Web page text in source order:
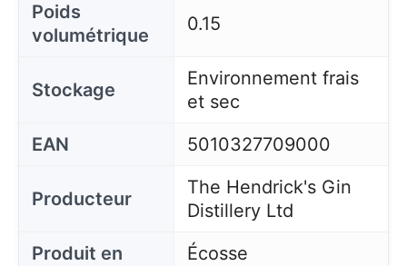
Poids
volumétrique
0.15
Stockage
Environnement frais
et sec
EAN
5010327709000
Producteur
The Hendrick's Gin
Distillery Ltd
Produit en
Écosse